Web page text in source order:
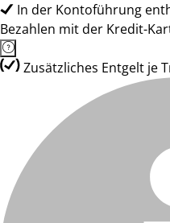
In der Kontoführung
Bezahlen mit der Kredit-
Zusätzliches Entgelt je